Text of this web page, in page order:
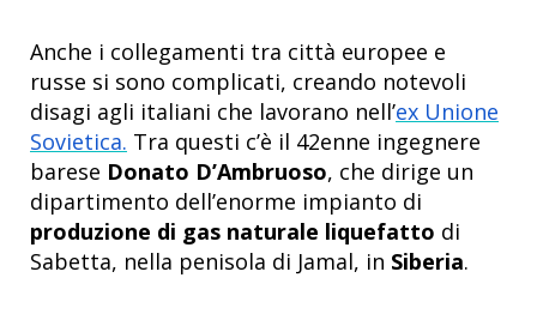
Anche i collegamenti tra città europee e
russe si sono complicati, creando notevoli
disagi agli italiani che lavorano nell’ex Unione
Sovietica. Tra questi c’è il 42enne ingegnere
barese Donato D’Ambruoso, che dirige un
dipartimento dell’enorme impianto di
produzione di gas naturale liquefatto di
Sabetta, nella penisola di Jamal, in Siberia.